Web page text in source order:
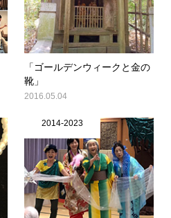
「ゴールデンウィークと金の
靴」
2016.05.04
2014-2023